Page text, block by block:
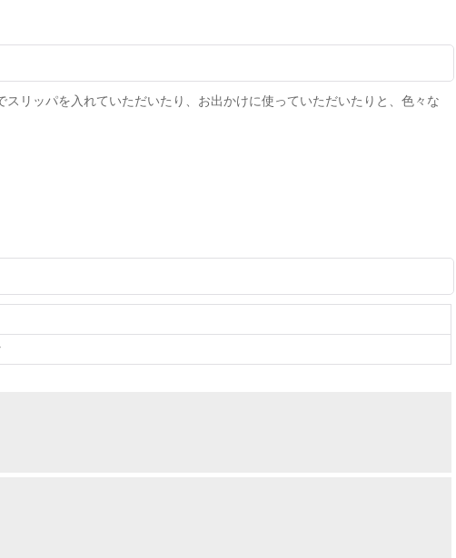
リッパを入れていただいたり、お出かけに使っていただいたりと、色々な